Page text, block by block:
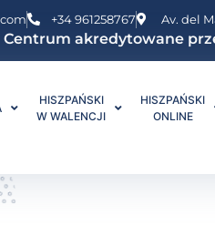
+34 961258767 Av. del
Centrum akredytowane
HISZPAŃSKI
W WALENCJI
HISZPAŃSKI
ONLINE